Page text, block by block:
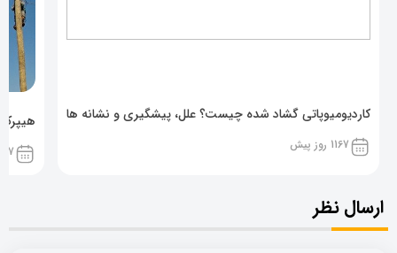
کاردیومیوپاتی گشاد شده چیست؟ علل، پیشگیری و نشانه ها
1167 روز پیش 1167
ارسال نظر